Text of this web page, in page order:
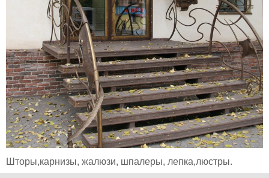
Шторы,карнизы, жалюзи, шпалеры, лепка,люстры.